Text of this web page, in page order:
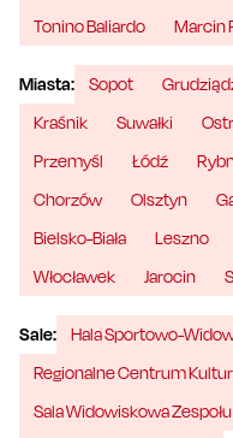
Tonino Baliardo
Marcin
Miasta: Sopot
Kraśnik
Suwałki
Przemyśl
Łódź
Chorzów
Olsztyn
Bielsko-Biała
Leszno
Włocławek
Jarocin
Sale:
Hala Sportowo-
Regionalne Centrum
Sala Widowiskowa